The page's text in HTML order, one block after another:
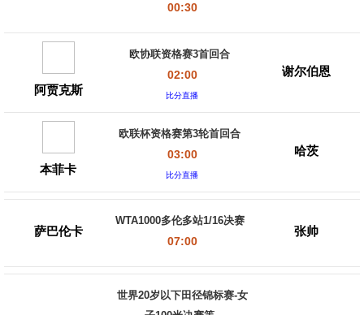
00:30
阿贾克斯
欧协联资格赛3首回合
02:00
比分直播
谢尔伯恩
本菲卡
欧联杯资格赛第3轮首回合
03:00
比分直播
哈茨
萨巴伦卡
WTA1000多伦多站1/16决赛
07:00
张帅
世界20岁以下田径锦标赛-女